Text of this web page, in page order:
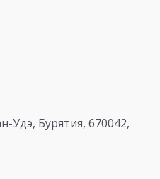
Удэ, Бурятия, 670042,